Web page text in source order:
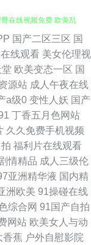
熟女 导航福利91 日
在线视频免费 欧美乱
产精品综合 一级a久久
线观看 人人操免费手
网站日韩天堂 www日
妖做爱TS 91人人 日本
女视频 伦理片日本 成
国产二区三区 国
线观看 美女伦理视
欧美变态一区 国
源站 成人午夜在线
a级0 变性人妖 国产
丁香五月色网站
久久免费手机视频
福利片在线观看
情精品 成人三级伦
亚洲精华液 国内精
洲欧美 91操碰在线
综合网 91国产自拍
网站 欧美女人与动
香蕉 户外自慰影院